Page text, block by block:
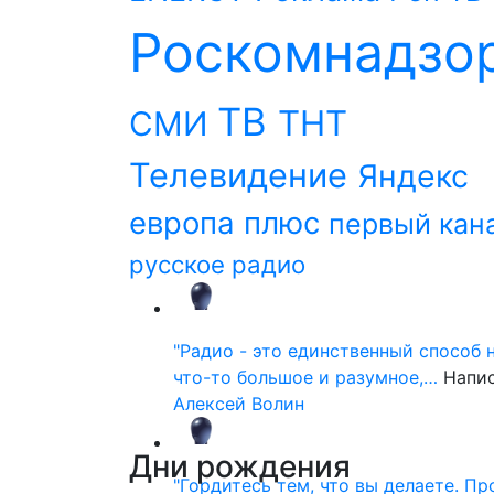
СМИ ТВ ТНТ
Телевидение Яндекс
европа плюс первый
русское радио
"Радио - это единственный способ
что-то большое и разумное,…
Алексей Волин
"Гордитесь тем, что вы делаете.
Дни рождения